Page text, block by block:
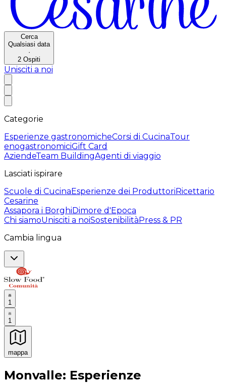
Cerca
Qualsiasi data
·
2 Ospiti
Unisciti a noi
Categorie
Esperienze gastronomicheCorsi di CucinaTour
enogastronomiciGift Card
AziendeTeam BuildingAgenti di viaggio
Lasciati ispirare
Scuole di CucinaEsperienze dei ProduttoriRicettario
Cesarine
Assapora i BorghiDimore d'Epoca
Chi siamoUnisciti a noiSostenibilitàPress & PR
Cambia lingua
1
1
mappa
Esperienze culinarie indimenticabili: Esperienze
Monvalle: Esperienze